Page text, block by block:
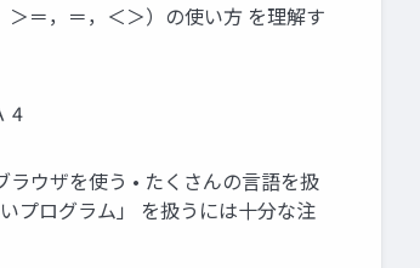
＝，＝，＜＞）の使い方 を理解す
4
ウザを使う • たくさんの言語を扱
プログラム」 を扱うには十分な注